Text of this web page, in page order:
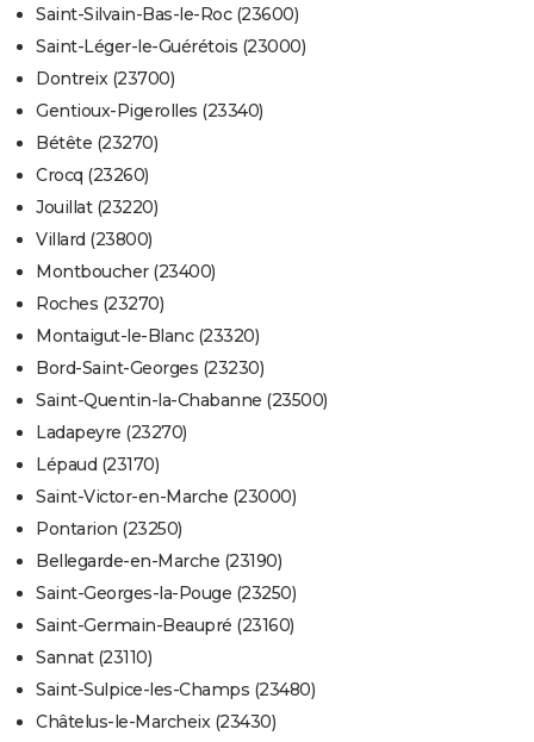
Saint-Silvain-Bas-le-Roc (23600)
Saint-Léger-le-Guérétois (23000)
Dontreix (23700)
Gentioux-Pigerolles (23340)
Bétête (23270)
Crocq (23260)
Jouillat (23220)
Villard (23800)
Montboucher (23400)
Roches (23270)
Montaigut-le-Blanc (23320)
Bord-Saint-Georges (23230)
Saint-Quentin-la-Chabanne (23500)
Ladapeyre (23270)
Lépaud (23170)
Saint-Victor-en-Marche (23000)
Pontarion (23250)
Bellegarde-en-Marche (23190)
Saint-Georges-la-Pouge (23250)
Saint-Germain-Beaupré (23160)
Sannat (23110)
Saint-Sulpice-les-Champs (23480)
Châtelus-le-Marcheix (23430)